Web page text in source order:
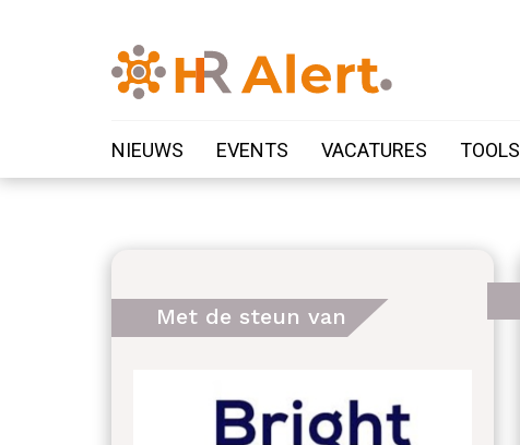
NIEUWS EVENTS VACATURES TOOLS
Met de steun van